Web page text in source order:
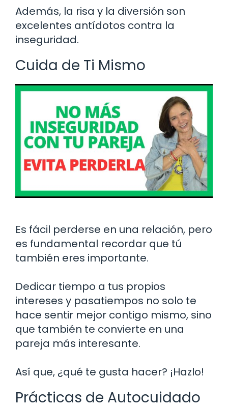
Además, la risa y la diversión son
excelentes antídotos contra la
inseguridad.
Cuida de Ti Mismo
Es fácil perderse en una relación, pero
es fundamental recordar que tú
también eres importante.
Dedicar tiempo a tus propios
intereses y pasatiempos no solo te
hace sentir mejor contigo mismo, sino
que también te convierte en una
pareja más interesante.
Así que, ¿qué te gusta hacer? ¡Hazlo!
Prácticas de Autocuidado